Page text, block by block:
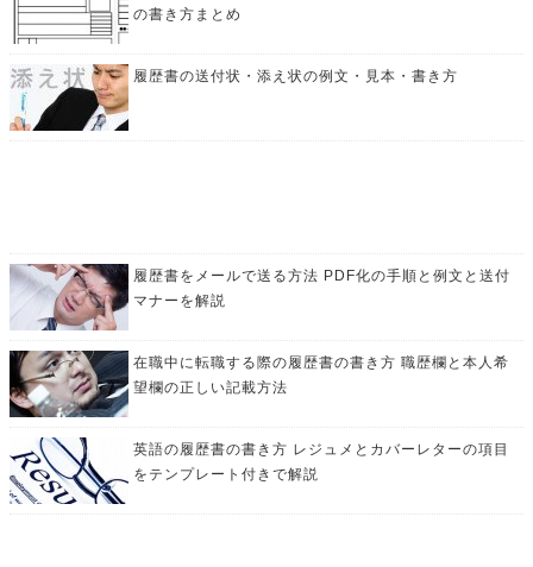
の書き方まとめ
履歴書の送付状・添え状の例文・見本・書き方
履歴書をメールで送る方法 PDF化の手順と例文と送付
マナーを解説
在職中に転職する際の履歴書の書き方 職歴欄と本人希
望欄の正しい記載方法
英語の履歴書の書き方 レジュメとカバーレターの項目
をテンプレート付きで解説